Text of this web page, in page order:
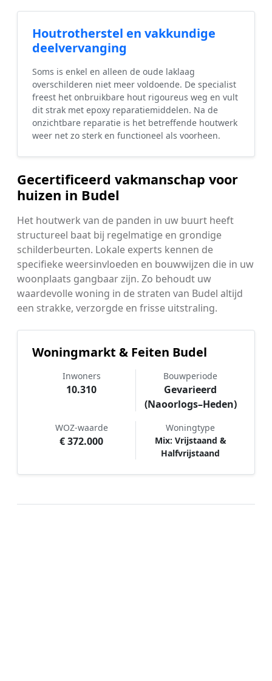
Houtrotherstel en vakkundige
deelvervanging
Soms is enkel en alleen de oude laklaag
overschilderen niet meer voldoende. De specialist
freest het onbruikbare hout rigoureus weg en vult
dit strak met epoxy reparatiemiddelen. Na de
onzichtbare reparatie is het betreffende houtwerk
weer net zo sterk en functioneel als voorheen.
Gecertificeerd vakmanschap voor
huizen in Budel
Het houtwerk van de panden in uw buurt heeft
structureel baat bij regelmatige en grondige
schilderbeurten. Lokale experts kennen de
specifieke weersinvloeden en bouwwijzen die in uw
woonplaats gangbaar zijn. Zo behoudt uw
waardevolle woning in de straten van Budel altijd
een strakke, verzorgde en frisse uitstraling.
Woningmarkt & Feiten Budel
Inwoners
10.310
Bouwperiode
Gevarieerd
(Naoorlogs–Heden)
WOZ-waarde
€ 372.000
Woningtype
Mix: Vrijstaand &
Halfvrijstaand